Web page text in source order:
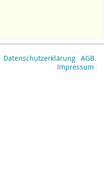
AGB
Datenschutzerklärung
Impressum